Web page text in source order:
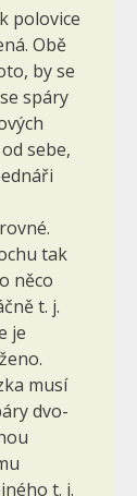
polovice
Obě
by se
spáry
sebe,
tak
něco
t. j.
je
musí
dvo­
t. j.